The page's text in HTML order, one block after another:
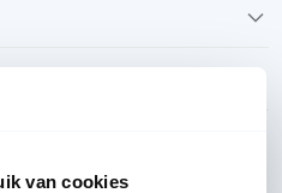
van cookies